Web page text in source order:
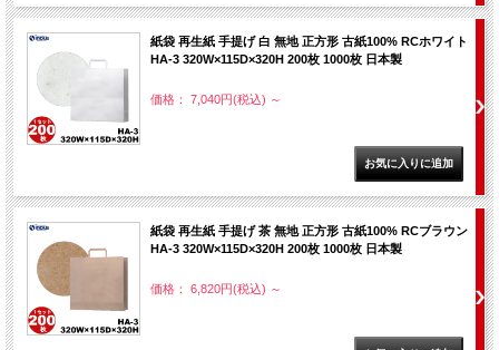
紙袋 再生紙 手提げ 白 無地 正方形 古紙100% RCホワイト
HA-3 320W×115D×320H 200枚 1000枚 日本製
価格： 7,040円(税込) ～
紙袋 再生紙 手提げ 茶 無地 正方形 古紙100% RCブラウン
HA-3 320W×115D×320H 200枚 1000枚 日本製
価格： 6,820円(税込) ～